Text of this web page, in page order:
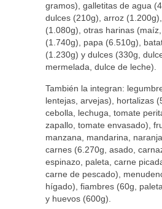
gramos), galletitas de agua
dulces (210g), arroz
(1.080g), otras harinas
(1.740g), papa (6.510g),
(1.230g) y dulces (330g,
mermelada, dulce de leche).
También la integran:
lentejas, arvejas), hortalizas
cebolla, lechuga, tomate
zapallo, tomate envasado),
manzana, mandarina,
carnes (6.270g, asado,
espinazo, paleta, carne
carne de pescado),
hígado), fiambres (60g,
y huevos (600g).